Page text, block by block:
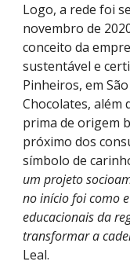
Logo, a rede foi
novembro de
conceito da
sustentável e
Pinheiros, em
Chocolates, além
prima de origem
próximo dos
símbolo de
um projeto
no início foi como
educacionais da
transformar a
Leal.